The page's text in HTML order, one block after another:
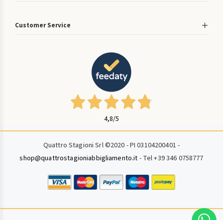
Customer Service
4,8/5
Quattro Stagioni Srl ©2020 - PI 03104200401 -
shop@quattrostagioniabbigliamento.it - Tel +39 346 0758777